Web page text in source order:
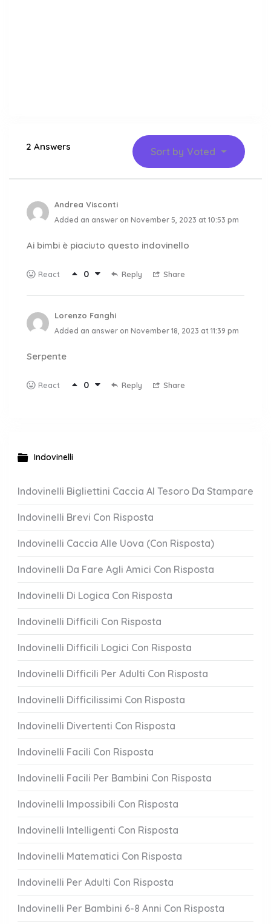
2 Answers Sort by Voted
Andrea Visconti
Added an answer on November 5, 2023 at 10:53 pm
Ai bimbi è piaciuto questo indovinello
React 0 Reply Share
Lorenzo Fanghi
Added an answer on November 18, 2023 at 11:39 pm
Serpente
React 0 Reply Share
Indovinelli
Indovinelli Bigliettini Caccia Al Tesoro Da Stampare
Indovinelli Brevi Con Risposta
Indovinelli Caccia Alle Uova (Con Risposta)
Indovinelli Da Fare Agli Amici Con Risposta
Indovinelli Di Logica Con Risposta
Indovinelli Difficili Con Risposta
Indovinelli Difficili Logici Con Risposta
Indovinelli Difficili Per Adulti Con Risposta
Indovinelli Difficilissimi Con Risposta
Indovinelli Divertenti Con Risposta
Indovinelli Facili Con Risposta
Indovinelli Facili Per Bambini Con Risposta
Indovinelli Impossibili Con Risposta
Indovinelli Intelligenti Con Risposta
Indovinelli Matematici Con Risposta
Indovinelli Per Adulti Con Risposta
Indovinelli Per Bambini 6-8 Anni Con Risposta